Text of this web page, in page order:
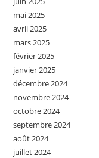
mai 2025
avril 2025
mars 2025
février 2025
janvier 2025
décembre 2024
novembre 2024
octobre 2024
septembre 2024
août 2024
juillet 2024